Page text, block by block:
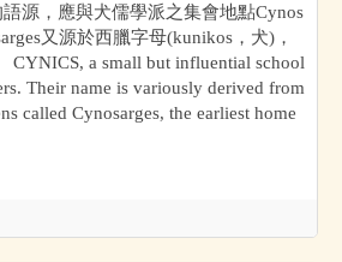
源，應與犬儒學派之集會地點Cynos
又源於西臘字母(kunikos，犬)，
CYNICS, a small but influential school
Their name is variously derived from
called Cynosarges, the earliest home